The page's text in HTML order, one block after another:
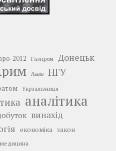
2012 Газпром Донецьк
Львів
НГУ
Укрзалізниця
аналітика
винахід
економіка закон
медицина